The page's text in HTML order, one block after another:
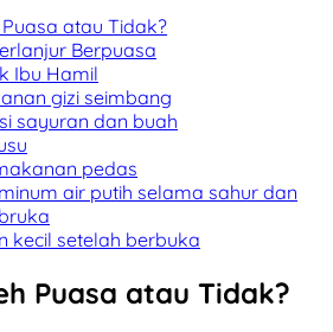
atau Tidak?
Berpuasa
Ibu Hamil
gizi seimbang
sayuran dan buah
pedas
air putih selama sahur dan
kecil setelah berbuka
Puasa atau Tidak?